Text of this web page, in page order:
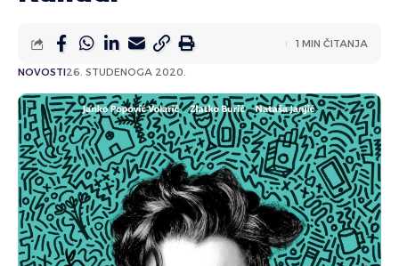
NOVOSTI26. STUDENOGA 2020.
1 MIN ČITANJA